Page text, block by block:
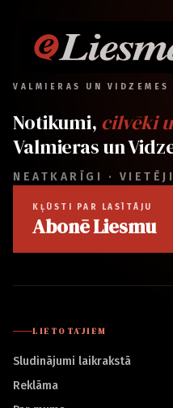
VALMIERAS UN VIDZEMES
Notikumi, cilvēki
Valmieras un
NEATKARĪGI · VIETĒJI
KĻŪSTI PAR LASĪTĀJU
Abonē Liesmu
LIETOTĀJIEM
Sludinājumi laikrakstā
Reklāma